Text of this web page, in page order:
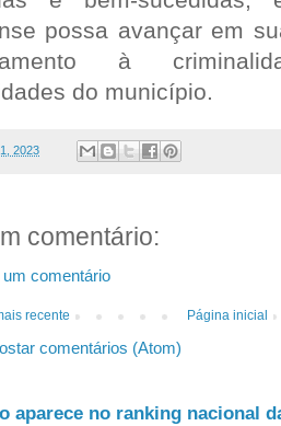
possa avançar em
à
do município.
2023
comentário:
um comentário
recente Página inicial
comentários (Atom)
aparece no ranking nacional